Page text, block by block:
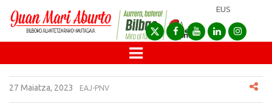
EUS
27 Maiatza, 2023 EAJ-PNV